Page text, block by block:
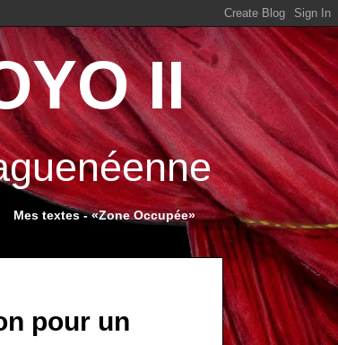
II
Mes textes - «Zone Occupée»
pour un